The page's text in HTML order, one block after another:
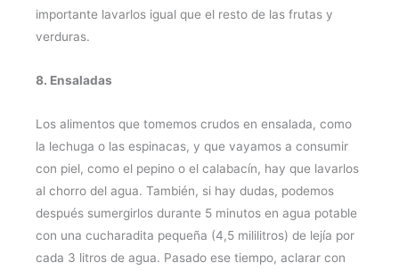
importante lavarlos igual que el resto de las frutas y
verduras.
8. Ensaladas
Los alimentos que tomemos crudos en ensalada, como
la lechuga o las espinacas, y que vayamos a consumir
con piel, como el pepino o el calabacín, hay que lavarlos
al chorro del agua. También, si hay dudas, podemos
después sumergirlos durante 5 minutos en agua potable
con una cucharadita pequeña (4,5 mililitros) de lejía por
cada 3 litros de agua. Pasado ese tiempo, aclarar con